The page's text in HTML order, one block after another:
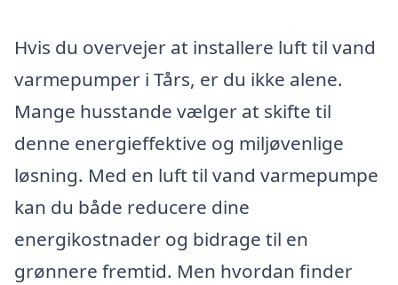
Hvis du overvejer at installere luft til vand
varmepumper i Tårs, er du ikke alene.
Mange husstande vælger at skifte til
denne energieffektive og miljøvenlige
løsning. Med en luft til vand varmepumpe
kan du både reducere dine
energikostnader og bidrage til en
grønnere fremtid. Men hvordan finder